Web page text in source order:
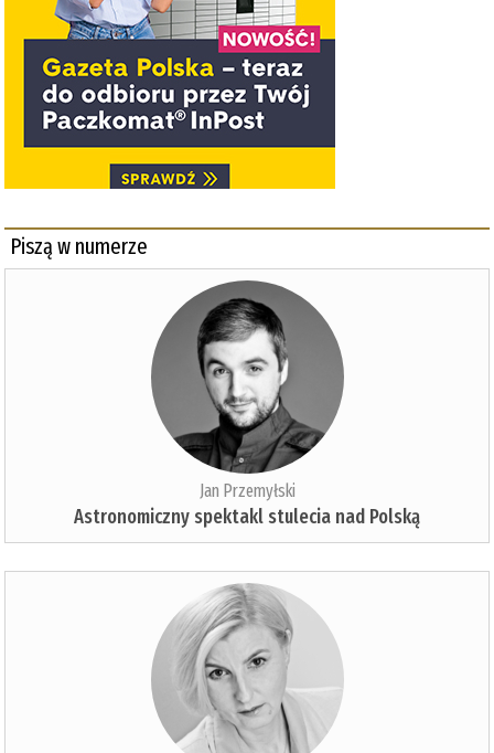
Piszą w numerze
Jan Przemyłski
Astronomiczny spektakl stulecia nad Polską